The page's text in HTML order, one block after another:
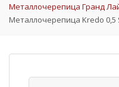
Металлочерепица Гранд
Металлочерепица Kredo 0,5